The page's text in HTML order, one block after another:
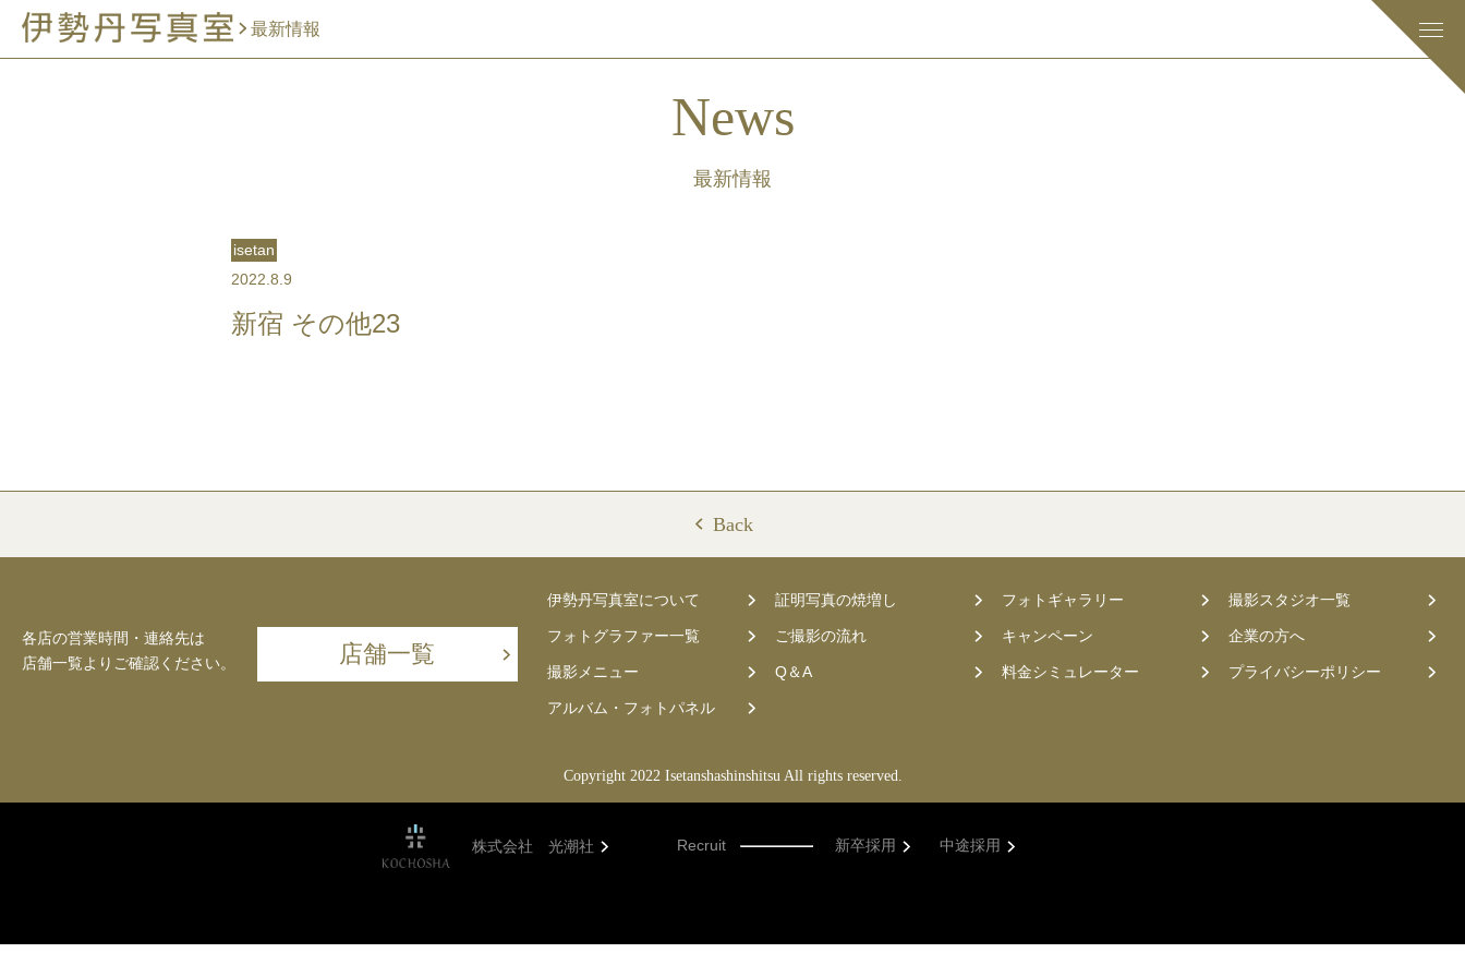
最新情報
News
最新情報
isetan
2022.8.9
新宿 その他23
Back
各店の営業時間・連絡先は
店舗一覧よりご確認ください。
店舗一覧
伊勢丹写真室について 証明写真の焼増し フォトギャラリー 撮影スタジオ一覧
フォトグラファー一覧 ご撮影の流れ キャンペーン 企業の方へ
撮影メニュー Q＆A 料金シミュレーター プライバシーポリシー
アルバム・フォトパネル
Copyright 2022 Isetanshashinshitsu All rights reserved.
株式会社 光潮社 Recruit 新卒採用 中途採用